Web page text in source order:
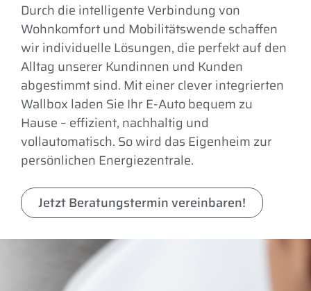
Durch die intelligente Verbindung von
Wohnkomfort und Mobilitätswende schaffen
wir individuelle Lösungen, die perfekt auf den
Alltag unserer Kundinnen und Kunden
abgestimmt sind. Mit einer clever integrierten
Wallbox laden Sie Ihr E-Auto bequem zu
Hause – effizient, nachhaltig und
vollautomatisch. So wird das Eigenheim zur
persönlichen Energiezentrale.
Jetzt Beratungstermin vereinbaren!